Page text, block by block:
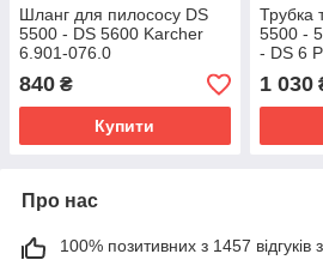
Шланг для пилососу DS
5500 - DS 5600 Karcher
6.901-076.0
840 ₴
Купити
Трубка
5500 -
- DS 6
VC 3
1 030
Про нас
100% позитивних з 1457 відгуків